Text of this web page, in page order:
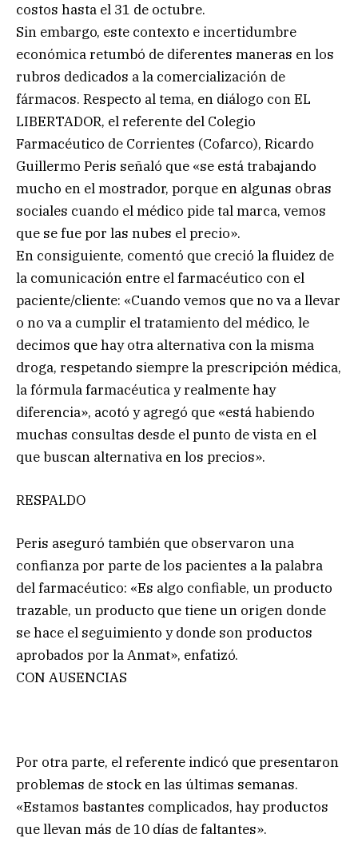
costos hasta el 31 de octubre.
Sin embargo, este contexto e incertidumbre
económica retumbó de diferentes maneras en los
rubros dedicados a la comercialización de
fármacos. Respecto al tema, en diálogo con EL
LIBERTADOR, el referente del Colegio
Farmacéutico de Corrientes (Cofarco), Ricardo
Guillermo Peris señaló que «se está trabajando
mucho en el mostrador, porque en algunas obras
sociales cuando el médico pide tal marca, vemos
que se fue por las nubes el precio».
En consiguiente, comentó que creció la fluidez de
la comunicación entre el farmacéutico con el
paciente/cliente: «Cuando vemos que no va a llevar
o no va a cumplir el tratamiento del médico, le
decimos que hay otra alternativa con la misma
droga, respetando siempre la prescripción médica,
la fórmula farmacéutica y realmente hay
diferencia», acotó y agregó que «está habiendo
muchas consultas desde el punto de vista en el
que buscan alternativa en los precios».
RESPALDO
Peris aseguró también que observaron una
confianza por parte de los pacientes a la palabra
del farmacéutico: «Es algo confiable, un producto
trazable, un producto que tiene un origen donde
se hace el seguimiento y donde son productos
aprobados por la Anmat», enfatizó.
CON AUSENCIAS
Por otra parte, el referente indicó que presentaron
problemas de stock en las últimas semanas.
«Estamos bastantes complicados, hay productos
que llevan más de 10 días de faltantes».